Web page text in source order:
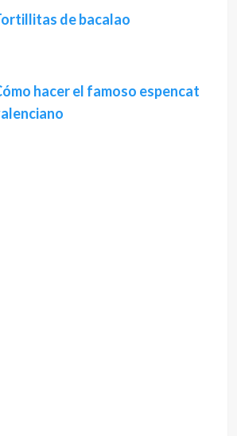
de bacalao
hacer el famoso espencat